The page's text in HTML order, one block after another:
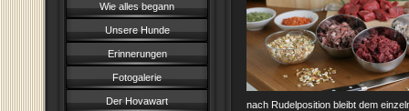
Wie alles begann
Unsere Hunde
Erinnerungen
Fotogalerie
Der Hovawart
nach Rudelposition bleibt dem